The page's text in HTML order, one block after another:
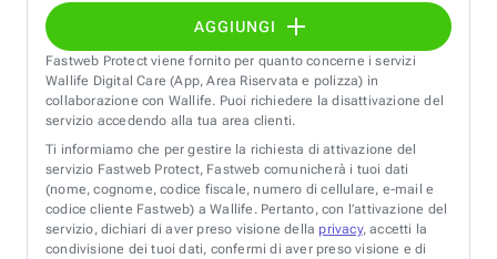
AGGIUNGI
Fastweb Protect viene fornito per quanto concerne i servizi
Wallife Digital Care (App, Area Riservata e polizza) in
collaborazione con Wallife. Puoi richiedere la disattivazione del
servizio accedendo alla tua area clienti.
Ti informiamo che per gestire la richiesta di attivazione del
servizio Fastweb Protect, Fastweb comunicherà i tuoi dati
(nome, cognome, codice fiscale, numero di cellulare, e-mail e
codice cliente Fastweb) a Wallife. Pertanto, con l’attivazione del
servizio, dichiari di aver preso visione della privacy, accetti la
condivisione dei tuoi dati, confermi di aver preso visione e di